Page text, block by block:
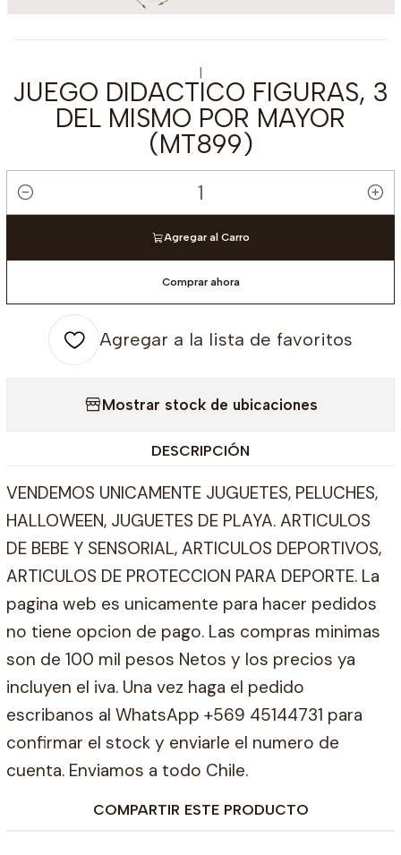
|
JUEGO DIDACTICO FIGURAS, 3
DEL MISMO POR MAYOR
(MT899)
Cantidad
Agregar al Carro
Comprar ahora
Agregar a la lista de favoritos
Mostrar stock de ubicaciones
DESCRIPCIÓN
VENDEMOS UNICAMENTE JUGUETES, PELUCHES,
HALLOWEEN, JUGUETES DE PLAYA. ARTICULOS
DE BEBE Y SENSORIAL, ARTICULOS DEPORTIVOS,
ARTICULOS DE PROTECCION PARA DEPORTE. La
pagina web es unicamente para hacer pedidos
no tiene opcion de pago. Las compras minimas
son de 100 mil pesos Netos y los precios ya
incluyen el iva. Una vez haga el pedido
escribanos al WhatsApp +569 45144731 para
confirmar el stock y enviarle el numero de
cuenta. Enviamos a todo Chile.
COMPARTIR ESTE PRODUCTO